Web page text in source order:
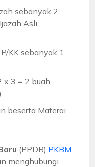
sebanyak 2
Asli
KK sebanyak 1
x 3 = 2 buah
beserta Materai
(PPDB) PKBM
menghubungi